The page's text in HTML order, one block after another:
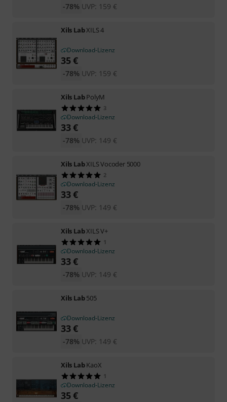
UVP: 159 €
-78%
Xils LabXILS 4
Download-Lizenz
35€
UVP: 159 €
-78%
Xils LabPolyM
3
Download-Lizenz
33€
UVP: 149 €
-78%
Xils LabXILS Vocoder 5000
2
Download-Lizenz
33€
UVP: 149 €
-78%
Xils LabXILS V+
1
Download-Lizenz
33€
UVP: 149 €
-78%
Xils Lab505
Download-Lizenz
33€
UVP: 149 €
-78%
Xils LabKaoX
1
Download-Lizenz
35€